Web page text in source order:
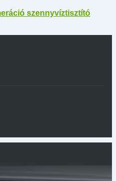
szennyvíztisztító